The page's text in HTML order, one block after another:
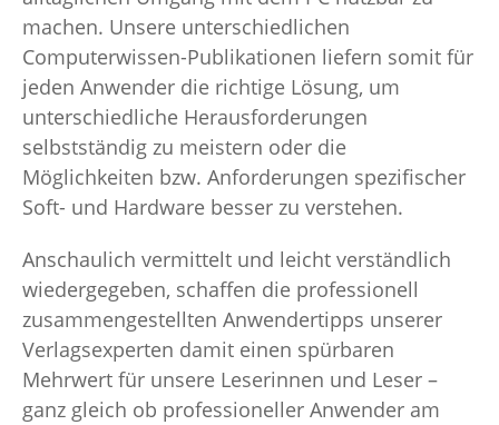
machen. Unsere unterschiedlichen
Computerwissen-Publikationen liefern somit für
jeden Anwender die richtige Lösung, um
unterschiedliche Herausforderungen
selbstständig zu meistern oder die
Möglichkeiten bzw. Anforderungen spezifischer
Soft- und Hardware besser zu verstehen.
Anschaulich vermittelt und leicht verständlich
wiedergegeben, schaffen die professionell
zusammengestellten Anwendertipps unserer
Verlagsexperten damit einen spürbaren
Mehrwert für unsere Leserinnen und Leser –
ganz gleich ob professioneller Anwender am